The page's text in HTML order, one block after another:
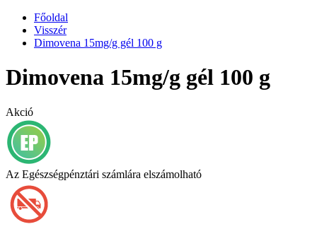
Főoldal
Visszér
Dimovena 15mg/g gél 100 g
Dimovena 15mg/g gél 100 g
Akció
Az Egészségpénztári számlára elszámolható